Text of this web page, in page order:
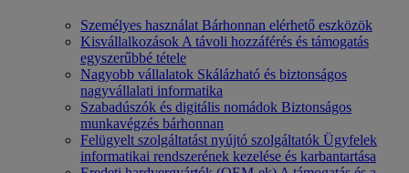
Személyes használat Bárhonnan elérhető eszközök
Kisvállalkozások A távoli hozzáférés és támogatás
egyszerűbbé tétele
Nagyobb vállalatok Skálázható és biztonságos
nagyvállalati informatika
Szabadúszók és digitális nomádok Biztonságos
munkavégzés bárhonnan
Felügyelt szolgáltatást nyújtó szolgáltatók Ügyfelek
informatikai rendszerének kezelése és karbantartása